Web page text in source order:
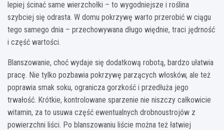
lepiej ścinać same wierzchołki – to wygodniejsze i roślina
szybciej się odrasta. W domu pokrzywę warto przerobić w ciągu
tego samego dnia – przechowywana długo więdnie, traci jędrność
i część wartości.
Blanszowanie, choć wydaje się dodatkową robotą, bardzo ułatwia
pracę. Nie tylko pozbawia pokrzywę parzących włosków, ale też
poprawia smak soku, ogranicza gorzkość i przedłuża jego
trwałość. Krótkie, kontrolowane sparzenie nie niszczy całkowicie
witamin, za to usuwa część ewentualnych drobnoustrojów z
powierzchni liści. Po blanszowaniu liście można też łatwiej